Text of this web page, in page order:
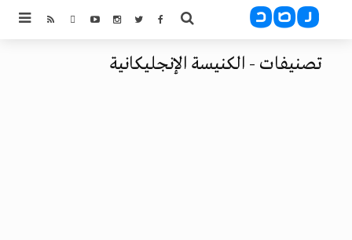
تصنيفات - الكنيسة الإنجليكانية